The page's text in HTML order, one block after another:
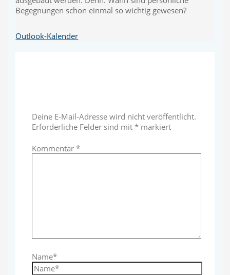
Begegnungen schon einmal so wichtig gewesen?
Outlook-Kalender
Deine E-Mail-Adresse wird nicht veröffentlicht.
Erforderliche Felder sind mit *markiert
Kommentar *
Name*